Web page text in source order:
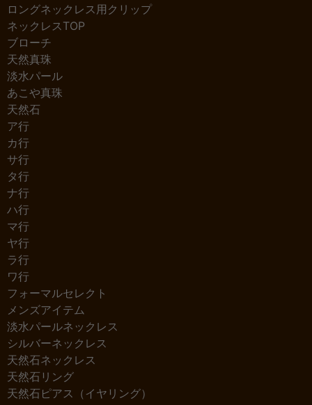
ロングネックレス用クリップ
ネックレスTOP
ブローチ
天然真珠
淡水パール
あこや真珠
天然石
ア行
カ行
サ行
タ行
ナ行
ハ行
マ行
ヤ行
ラ行
ワ行
フォーマルセレクト
メンズアイテム
淡水パールネックレス
シルバーネックレス
天然石ネックレス
天然石リング
天然石ピアス（イヤリング）